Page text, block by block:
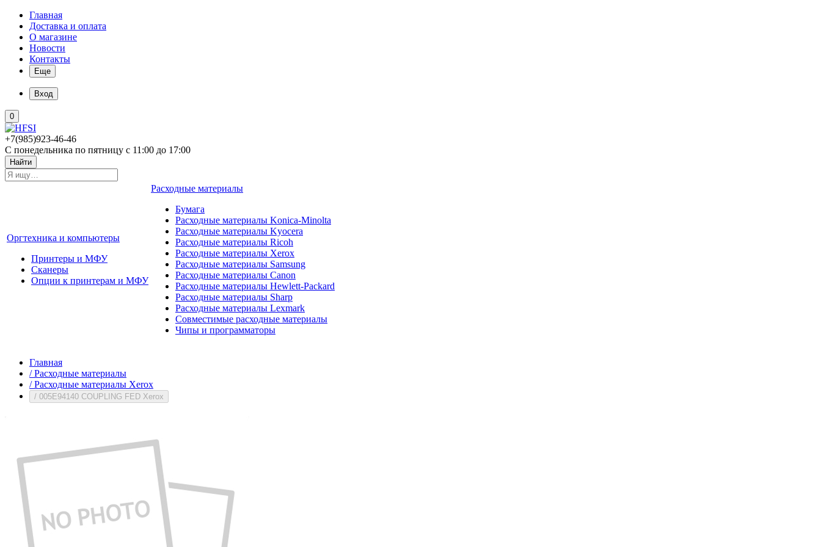
Главная
Доставка и оплата
О магазине
Новости
Контакты
Еще
Вход
0
+7(985)923-46-46
С понедельника по пятницу с 11:00 до 17:00
Найти
Оргтехника и компьютеры
Принтеры и МФУ
Сканеры
Опции к принтерам и МФУ
Расходные материалы
Бумага
Расходные материалы Konica-Minolta
Расходные материалы Kyocera
Расходные материалы Ricoh
Расходные материалы Xerox
Расходные материалы Samsung
Расходные материалы Canon
Расходные материалы Hewlett-Packard
Расходные материалы Sharp
Расходные материалы Lexmark
Совместимые расходные материалы
Чипы и программаторы
Главная
/ Расходные материалы
/ Расходные материалы Xerox
/ 005E94140 COUPLING FED Xerox